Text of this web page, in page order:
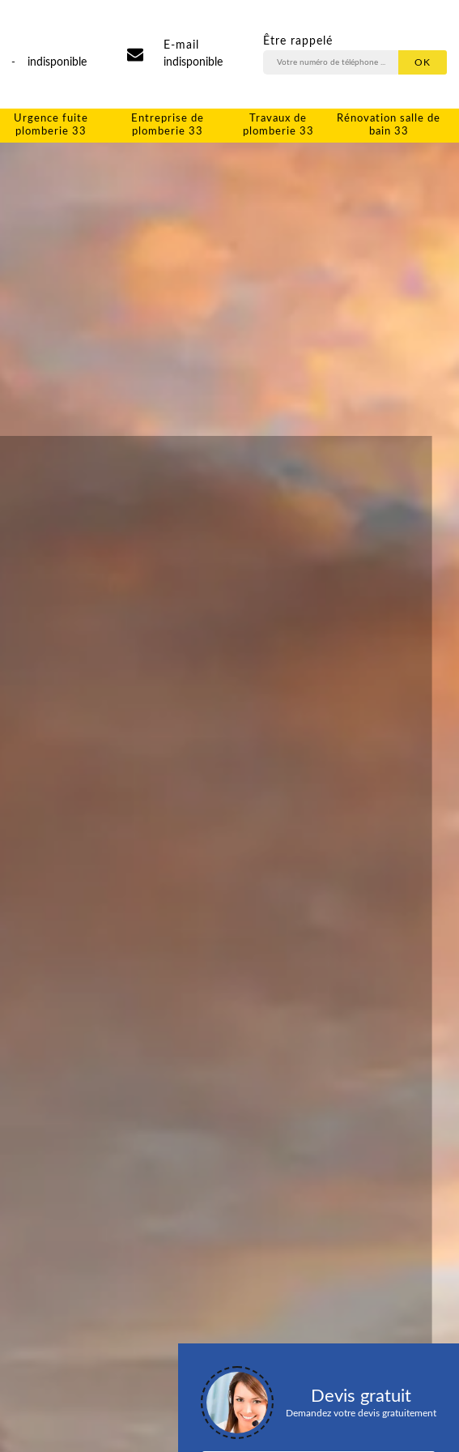
- indisponible
E-mail
indisponible
Être rappelé
Urgence fuite
plomberie 33
Entreprise de
plomberie 33
Travaux de
plomberie 33
Rénovation salle de
bain 33
Devis gratuit
Demandez votre devis gratuitement